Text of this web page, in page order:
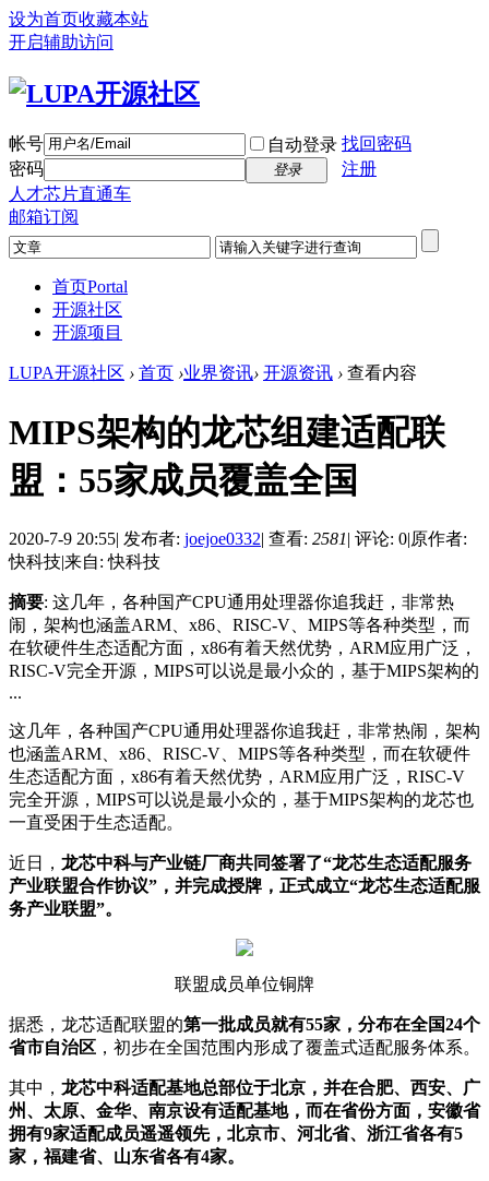
设为首页收藏本站
开启辅助访问
帐号 自动登录 找回密码
密码
登录
注册
人才芯片直通车
邮箱订阅
首页Portal
开源社区
开源项目
LUPA开源社区 › 首页 ›业界资讯› 开源资讯 › 查看内容
MIPS架构的龙芯组建适配联
盟：55家成员覆盖全国
2020-7-9 20:55| 发布者: joejoe0332| 查看: 2581| 评论: 0|原作者:
快科技|来自: 快科技
摘要: 这几年，各种国产CPU通用处理器你追我赶，非常热
闹，架构也涵盖ARM、x86、RISC-V、MIPS等各种类型，而
在软硬件生态适配方面，x86有着天然优势，ARM应用广泛，
RISC-V完全开源，MIPS可以说是最小众的，基于MIPS架构的
...
这几年，各种国产CPU通用处理器你追我赶，非常热闹，架构
也涵盖ARM、x86、RISC-V、MIPS等各种类型，而在软硬件
生态适配方面，x86有着天然优势，ARM应用广泛，RISC-V
完全开源，MIPS可以说是最小众的，基于MIPS架构的龙芯也
一直受困于生态适配。
近日， 龙芯中科与产业链厂商共同签署了“龙芯生态适配服务
产业联盟合作协议”，并完成授牌，正式成立“龙芯生态适配服
务产业联盟”。
联盟成员单位铜牌
据悉，龙芯适配联盟的第一批成员就有55家，分布在全国24个
省市自治区 ，初步在全国范围内形成了覆盖式适配服务体系。
其中， 龙芯中科适配基地总部位于北京，并在合肥、西安、广
州、太原、金华、南京设有适配基地，而在省份方面，安徽省
拥有9家适配成员遥遥领先，北京市、河北省、浙江省各有5
家，福建省、山东省各有4家。